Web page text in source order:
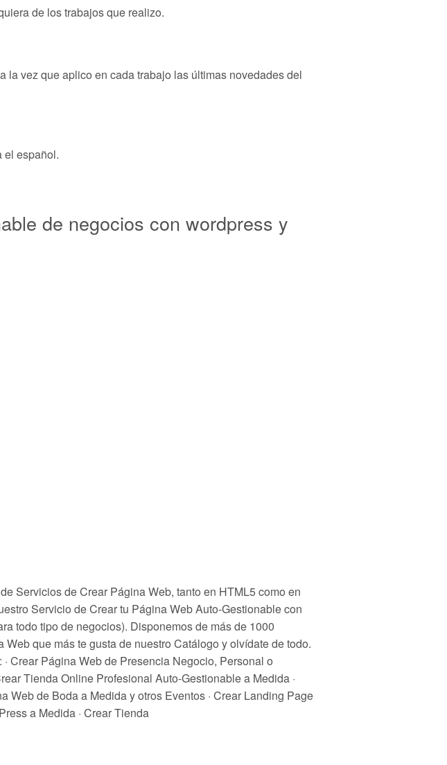
de los trabajos que realizo.
vez que aplico en cada trabajo las últimas novedades del
el español.
de negocios con wordpress y
Servicios de Crear Página Web, tanto en HTML5 como en
Servicio de Crear tu Página Web Auto-Gestionable con
todo tipo de negocios). Disponemos de más de 1000
que más te gusta de nuestro Catálogo y olvídate de todo.
Crear Página Web de Presencia Negocio, Personal o
Tienda Online Profesional Auto-Gestionable a Medida ·
de Boda a Medida y otros Eventos · Crear Landing Page
a Medida · Crear Tienda